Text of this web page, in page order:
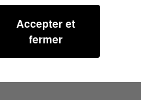
Accepter et
fermer